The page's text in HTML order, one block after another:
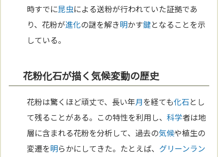
時すでに昆虫による送粉が行われていた証拠であ
り、花粉が進化の謎を解き明かす鍵となることを示
している。
花粉化石が描く気候変動の歴史
花粉は驚くほど頑丈で、長い年月を経ても化石とし
て残ることがある。この特性を利用し、科学者は地
層に含まれる花粉を分析して、過去の気候や植生の
変遷を明らかにしてきた。たとえば、 グリーンラン